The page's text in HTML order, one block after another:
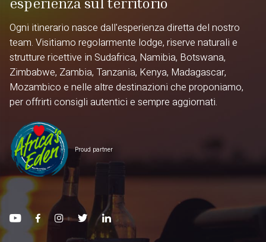
Ogni itinerario nasce dall'esperienza diretta del nostro
team. Visitiamo regolarmente lodge, riserve naturali e
strutture ricettive in Sudafrica, Namibia, Botswana,
Zimbabwe, Zambia, Tanzania, Kenya, Madagascar,
Mozambico e nelle altre destinazioni che proponiamo,
per offrirti consigli autentici e sempre aggiornati.
Proud partner